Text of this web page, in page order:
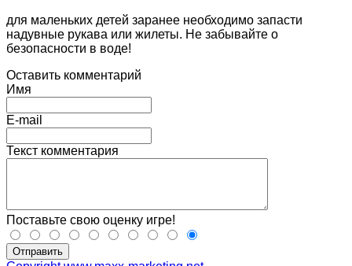
для маленьких детей заранее необходимо запасти
надувные рукава или жилеты. Не забывайте о
безопасности в воде!
Оставить комментарий
Имя
E-mail
Текст комментария
Поставьте свою оценку игре!
Отправить